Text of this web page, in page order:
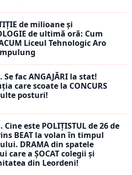
de milioane și
de ultimă oră: Cum
Liceul Tehnologic Aro
Se fac ANGAJĂRI la stat!
care scoate la CONCURS
posturi!
Cine este POLIȚISTUL de 26 de
BEAT la volan în timpul
DRAMA din spatele
care a ȘOCAT colegii și
din Leordeni!